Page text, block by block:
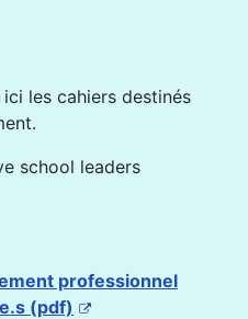
les cahiers destinés
school leaders
professionnel
(pdf)